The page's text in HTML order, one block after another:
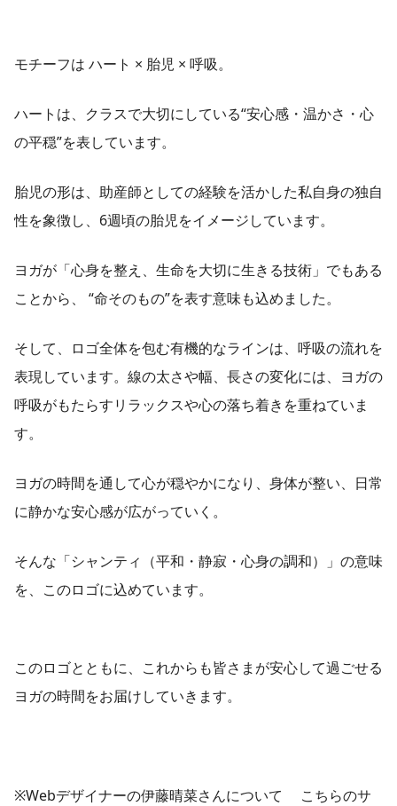
モチーフは ハート × 胎児 × 呼吸。
ハートは、クラスで大切にしている“安心感・温かさ・心
の平穏”を表しています。
胎児の形は、助産師としての経験を活かした私自身の独自
性を象徴し、6週頃の胎児をイメージしています。
ヨガが「心身を整え、生命を大切に生きる技術」でもある
ことから、 “命そのもの”を表す意味も込めました。
そして、ロゴ全体を包む有機的なラインは、呼吸の流れを
表現しています。線の太さや幅、長さの変化には、ヨガの
呼吸がもたらすリラックスや心の落ち着きを重ねていま
す。
ヨガの時間を通して心が穏やかになり、身体が整い、日常
に静かな安心感が広がっていく。
そんな「シャンティ（平和・静寂・心身の調和）」の意味
を、このロゴに込めています。
このロゴとともに、これからも皆さまが安心して過ごせる
ヨガの時間をお届けしていきます。
※Webデザイナーの伊藤晴菜さんについて こちらのサ